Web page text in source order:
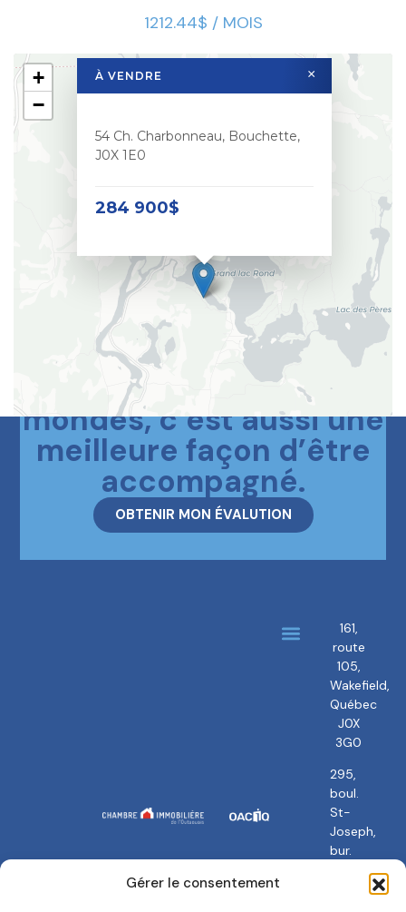
Gérer le consentement
1212.44$ / MOIS
À VENDRE
54 Ch. Charbonneau, Bouchette,
J0X 1E0
284 900$
×
+
−
Le meilleur des deux
mondes, c’est aussi une
meilleure façon d’être
accompagné.
OBTENIR MON ÉVALUTION
161,
route
105,
Wakefield,
Québec
J0X
3G0
295,
boul.
St-
Joseph,
bur.
Gatineau,